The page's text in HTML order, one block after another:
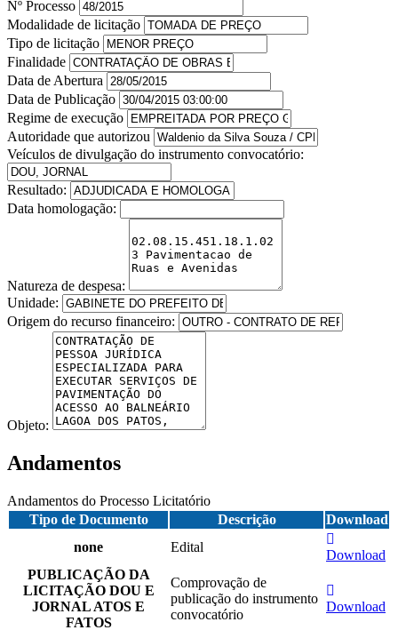
Nº Processo
Modalidade de licitação
Tipo de licitação
Finalidade
Data de Abertura
Data de Publicação
Regime de execução
Autoridade que autorizou
Veículos de divulgação do instrumento convocatório:
Resultado:
Data homologação:
Natureza de despesa:
Unidade:
Origem do recurso financeiro:
Objeto:
Andamentos
Andamentos do Processo Licitatório
Tipo de Documento
Descrição
Download
none
Edital
Download
PUBLICAÇÃO DA
LICITAÇÃO DOU E
JORNAL ATOS E
FATOS
Comprovação de
publicação do instrumento
convocatório
Download